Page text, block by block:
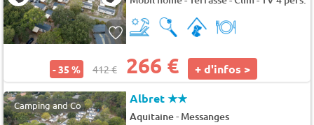
- 35 % 412 € 266 € + d'infos >
Camping and Co Albret★★
Aquitaine- Messanges